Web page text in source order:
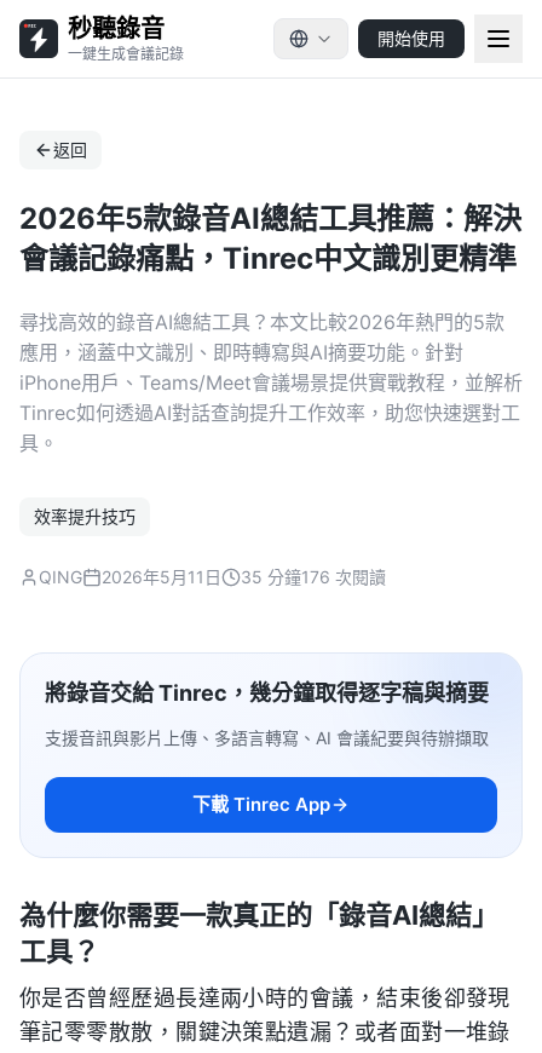
秒聽錄音
一鍵生成會議記錄
開始使用
返回
2026年5款錄音AI總結工具推薦：解決
會議記錄痛點，Tinrec中文識別更精準
尋找高效的錄音AI總結工具？本文比較2026年熱門的5款
應用，涵蓋中文識別、即時轉寫與AI摘要功能。針對
iPhone用戶、Teams/Meet會議場景提供實戰教程，並解析
Tinrec如何透過AI對話查詢提升工作效率，助您快速選對工
具。
效率提升技巧
QING 2026年5月11日 35 分鐘176 次閱讀
將錄音交給 Tinrec，幾分鐘取得逐字稿與摘要
支援音訊與影片上傳、多語言轉寫、AI 會議紀要與待辦擷取
下載 Tinrec App
為什麼你需要一款真正的「錄音AI總結」
工具？
你是否曾經歷過長達兩小時的會議，結束後卻發現
筆記零零散散，關鍵決策點遺漏？或者面對一堆錄